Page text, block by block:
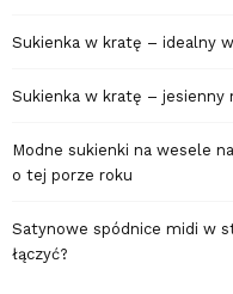
Sukienka w kratę – idealny
Sukienka w kratę – jesienny
Modne sukienki na wesele
o tej porze roku
Satynowe spódnice midi w
łączyć?